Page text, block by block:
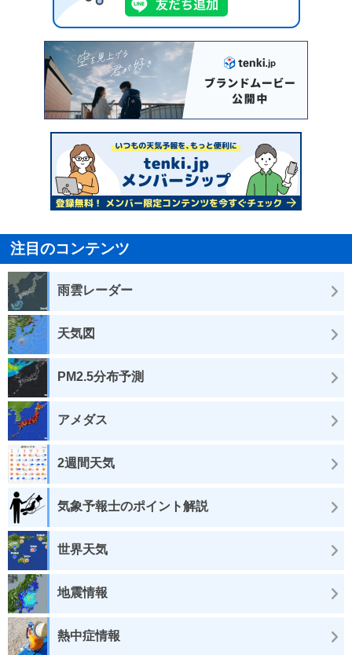
注目のコンテンツ
雨雲レーダー
天気図
PM2.5分布予測
アメダス
2週間天気
気象予報士のポイント解説
世界天気
地震情報
熱中症情報